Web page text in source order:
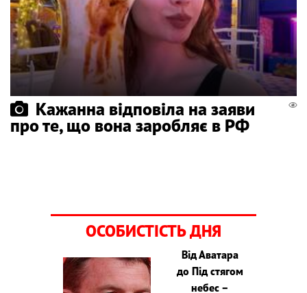
Кажанна відповіла на заяви
про те, що вона заробляє в РФ
ОСОБИСТІСТЬ ДНЯ
Від Аватара
до Під стягом
небес –